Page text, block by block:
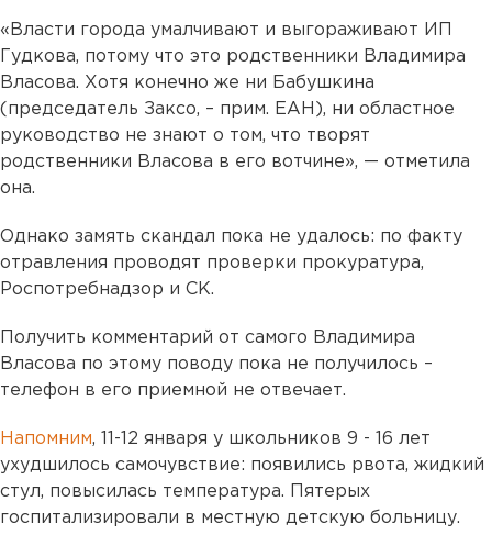
«Власти города умалчивают и выгораживают ИП
Гудкова, потому что это родственники Владимира
Власова. Хотя конечно же ни Бабушкина
(председатель Заксо, – прим. ЕАН), ни областное
руководство не знают о том, что творят
родственники Власова в его вотчине», — отметила
она.
Однако замять скандал пока не удалось: по факту
отравления проводят проверки прокуратура,
Роспотребнадзор и СК.
Получить комментарий от самого Владимира
Власова по этому поводу пока не получилось –
телефон в его приемной не отвечает.
Напомним, 11-12 января у школьников 9 - 16 лет
ухудшилось самочувствие: появились рвота, жидкий
стул, повысилась температура. Пятерых
госпитализировали в местную детскую больницу.